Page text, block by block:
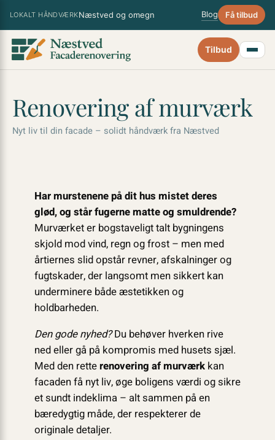
indhold
LOKALT HÅNDVÆRKNæstved og omegn Blog Få tilbud
Tilbud
Renovering af murværk
Nyt liv til din facade – solidt håndværk fra Næstved
Har murstenene på dit hus mistet deres
glød, og står fugerne matte og smuldrende?
Murværket er bogstaveligt talt bygningens
skjold mod vind, regn og frost – men med
årtiernes slid opstår revner, afskalninger og
fugtskader, der langsomt men sikkert kan
underminere både æstetikken og
holdbarheden.
Den gode nyhed?Du behøver hverken rive
ned eller gå på kompromis med husets sjæl.
Med den retterenovering af murværkkan
facaden få nyt liv, øge boligens værdi og sikre
et sundt indeklima – alt sammen på en
bæredygtig måde, der respekterer de
originale detaljer.